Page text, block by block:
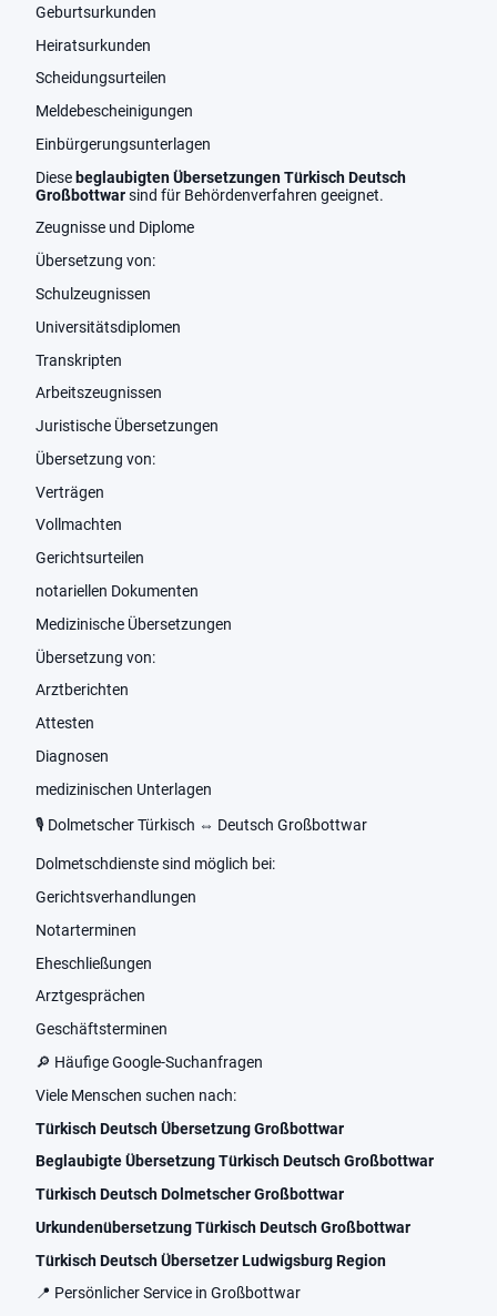
Geburtsurkunden
Heiratsurkunden
Scheidungsurteilen
Meldebescheinigungen
Einbürgerungsunterlagen
Diese beglaubigten Übersetzungen Türkisch Deutsch
Großbottwarsind für Behördenverfahren geeignet.
Zeugnisse und Diplome
Übersetzung von:
Schulzeugnissen
Universitätsdiplomen
Transkripten
Arbeitszeugnissen
Juristische Übersetzungen
Übersetzung von:
Verträgen
Vollmachten
Gerichtsurteilen
notariellen Dokumenten
Medizinische Übersetzungen
Übersetzung von:
Arztberichten
Attesten
Diagnosen
medizinischen Unterlagen
🎙️ Dolmetscher Türkisch ⇔ Deutsch Großbottwar
Dolmetschdienste sind möglich bei:
Gerichtsverhandlungen
Notarterminen
Eheschließungen
Arztgesprächen
Geschäftsterminen
🔎 Häufige Google-Suchanfragen
Viele Menschen suchen nach:
Türkisch Deutsch Übersetzung Großbottwar
Beglaubigte Übersetzung Türkisch Deutsch Großbottwar
Türkisch Deutsch Dolmetscher Großbottwar
Urkundenübersetzung Türkisch Deutsch Großbottwar
Türkisch Deutsch Übersetzer Ludwigsburg Region
📍 Persönlicher Service in Großbottwar